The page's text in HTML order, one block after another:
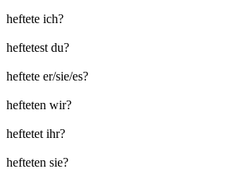
heftete ich?
heftetest du?
heftete er/sie/es?
hefteten wir?
heftetet ihr?
hefteten sie?